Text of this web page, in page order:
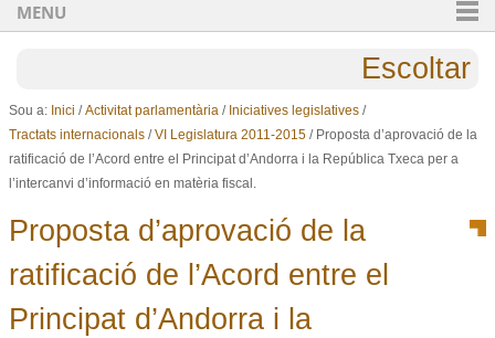
MENU
Escoltar
Sou a: Inici /Activitat parlamentària / Iniciatives legislatives /
Tractats internacionals /VI Legislatura 2011-2015 / Proposta d’aprovació de la
ratificació de l’Acord entre el Principat d’Andorra i la República Txeca per a
l’intercanvi d’informació en matèria fiscal.
Proposta d’aprovació de la
ratificació de l’Acord entre el
Principat d’Andorra i la